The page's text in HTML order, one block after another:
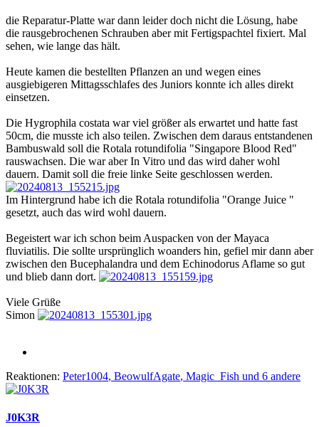
die Reparatur-Platte war dann leider doch nicht die Lösung, habe
die rausgebrochenen Schrauben aber mit Fertigspachtel fixiert. Mal
sehen, wie lange das hält.
Heute kamen die bestellten Pflanzen an und wegen eines
ausgiebigeren Mittagsschlafes des Juniors konnte ich alles direkt
einsetzen.
Die Hygrophila costata war viel größer als erwartet und hatte fast
50cm, die musste ich also teilen. Zwischen dem daraus entstandenen
Bambuswald soll die Rotala rotundifolia "Singapore Blood Red"
rauswachsen. Die war aber In Vitro und das wird daher wohl
dauern. Damit soll die freie linke Seite geschlossen werden.
Im Hintergrund habe ich die Rotala rotundifolia "Orange Juice "
gesetzt, auch das wird wohl dauern.
Begeistert war ich schon beim Auspacken von der Mayaca
fluviatilis. Die sollte ursprünglich woanders hin, gefiel mir dann aber
zwischen den Bucephalandra und dem Echinodorus Aflame so gut
und blieb dann dort.
Viele Grüße
Simon
Reaktionen: Peter1004, BeowulfAgate, Magic_Fish und 6 andere
J0K3R